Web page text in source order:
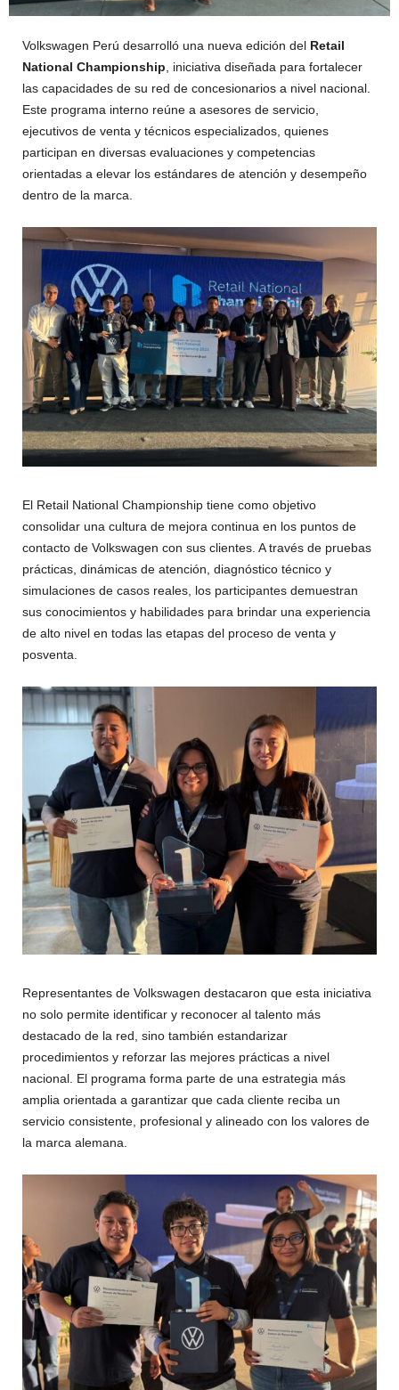
Volkswagen Perú desarrolló una nueva edición del Retail
National Championship , iniciativa diseñada para fortalecer
las capacidades de su red de concesionarios a nivel nacional.
Este programa interno reúne a asesores de servicio,
ejecutivos de venta y técnicos especializados, quienes
participan en diversas evaluaciones y competencias
orientadas a elevar los estándares de atención y desempeño
dentro de la marca.
El Retail National Championship tiene como objetivo
consolidar una cultura de mejora continua en los puntos de
contacto de Volkswagen con sus clientes. A través de pruebas
prácticas, dinámicas de atención, diagnóstico técnico y
simulaciones de casos reales, los participantes demuestran
sus conocimientos y habilidades para brindar una experiencia
de alto nivel en todas las etapas del proceso de venta y
posventa.
Representantes de Volkswagen destacaron que esta iniciativa
no solo permite identificar y reconocer al talento más
destacado de la red, sino también estandarizar
procedimientos y reforzar las mejores prácticas a nivel
nacional. El programa forma parte de una estrategia más
amplia orientada a garantizar que cada cliente reciba un
servicio consistente, profesional y alineado con los valores de
la marca alemana.